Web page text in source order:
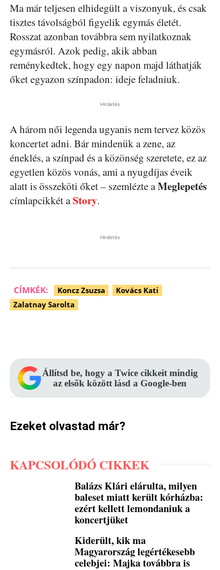
Ma már teljesen elhidegült a viszonyuk, és csak
tisztes távolságból figyelik egymás életét.
Rosszat azonban továbbra sem nyilatkoznak
egymásról. Azok pedig, akik abban
reménykedtek, hogy egy napon majd láthatják
őket egyazon színpadon: ideje feladniuk.
Hirdetés
A három női legenda ugyanis nem tervez közös
koncertet adni. Bár mindenük a zene, az
éneklés, a színpad és a közönség szeretete, ez az
egyetlen közös vonás, ami a nyugdíjas éveik
alatt is összeköti őket – szemlézte aMeglepetés
címlapcikkét aStory.
Hirdetés
CÍMKÉK: Koncz Zsuzsa
Kovács Kati
Zalatnay Sarolta
Állítsd be, hogy a Twice cikkeit mindig
az elsők között lásd a Google-ben
Ezeket olvastad már?
KAPCSOLÓDÓ CIKKEK
Balázs Klári elárulta, milyen
baleset miatt került kórházba:
ezért kellett lemondaniuk a
koncertjüket
Kiderült, kik ma
Magyarország legértékesebb
celebjei: Majka továbbra is